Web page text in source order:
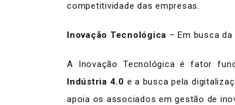
competitividade das empresas.
Inovação Tecnológica – Em busca
A Inovação Tecnológica é fator
Indústria 4.0 e a busca pela
apoia os associados em gestão de